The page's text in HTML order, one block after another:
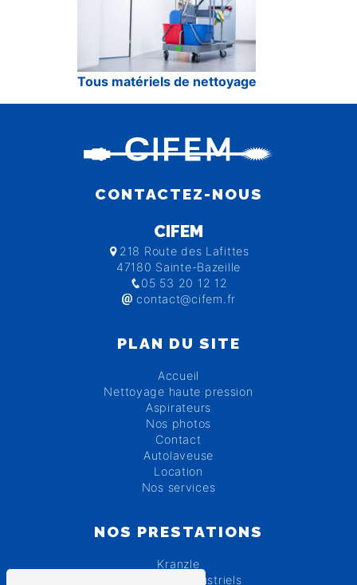
Tous matériels de nettoyage
CONTACTEZ-NOUS
CIFEM
218 Route des Lafittes
47180 Sainte-Bazeille
05 53 20 12 12
contact@cifem.fr
PLAN DU SITE
Accueil
Nettoyage haute pression
Aspirateurs
Nos photos
Contact
Autolaveuse
Location
Nos services
NOS PRESTATIONS
Kranzle
Nettoyeurs industriels